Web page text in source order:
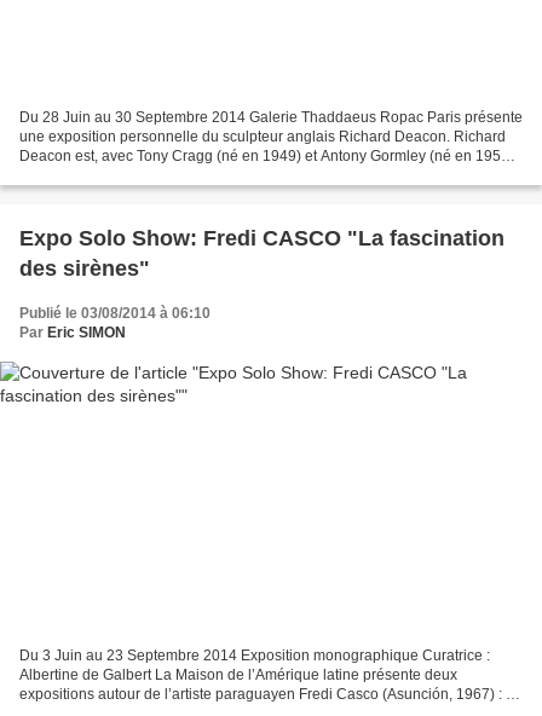
Du 28 Juin au 30 Septembre 2014 Galerie Thaddaeus Ropac Paris présente
une exposition personnelle du sculpteur anglais Richard Deacon. Richard
Deacon est, avec Tony Cragg (né en 1949) et Antony Gormley (né en 1950),
Expo Solo Show: Fredi CASCO "La fascination
des sirènes"
Publié le 03/08/2014 à 06:10
Par Eric SIMON
Du 3 Juin au 23 Septembre 2014 Exposition monographique Curatrice :
Albertine de Galbert La Maison de l’Amérique latine présente deux
expositions autour de l’artiste paraguayen Fredi Casco (Asunción, 1967) : «